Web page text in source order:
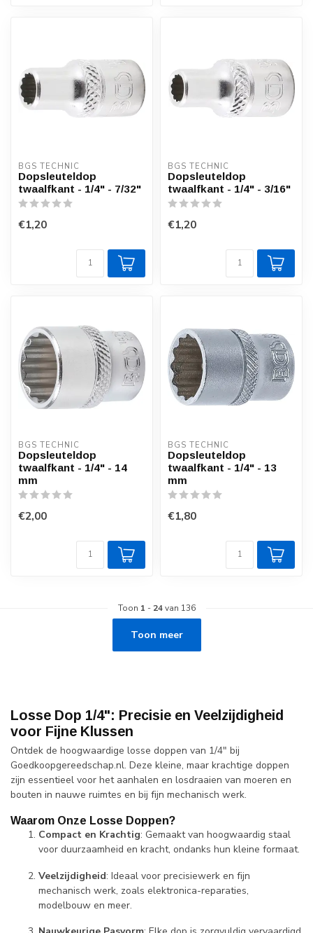
BGS TECHNIC
Dopsleuteldop
twaalfkant - 1/4" - 7/32"
€1,20
BGS TECHNIC
Dopsleuteldop
twaalfkant - 1/4" - 3/16"
€1,20
BGS TECHNIC
Dopsleuteldop
twaalfkant - 1/4" - 14
mm
€2,00
BGS TECHNIC
Dopsleuteldop
twaalfkant - 1/4" - 13
mm
€1,80
Toon 1 - 24van 136
Toon meer
Losse Dop 1/4": Precisie en Veelzijdigheid
voor Fijne Klussen
Ontdek de hoogwaardige losse doppen van 1/4" bij
Goedkoopgereedschap.nl. Deze kleine, maar krachtige doppen
zijn essentieel voor het aanhalen en losdraaien van moeren en
bouten in nauwe ruimtes en bij fijn mechanisch werk.
Waarom Onze Losse Doppen?
Compact en Krachtig: Gemaakt van hoogwaardig staal
voor duurzaamheid en kracht, ondanks hun kleine formaat.
Veelzijdigheid: Ideaal voor precisiewerk en fijn
mechanisch werk, zoals elektronica-reparaties,
modelbouw en meer.